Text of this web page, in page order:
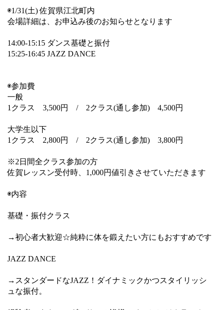
◉1/31(土) 佐賀県江北町内
会場詳細は、お申込み後のお知らせとなります
14:00-15:15 ダンス基礎と振付
15:25-16:45 JAZZ DANCE
◉参加費
一般
1クラス 3,500円 / 2クラス(通し参加) 4,500円
大学生以下
1クラス 2,800円 / 2クラス(通し参加) 3,800円
※2日間全クラス参加の方
佐賀レッスン受付時、1,000円値引きさせていただきます
◉内容
基礎・振付クラス
→初心者大歓迎☆純粋に体を鍛えたい方にもおすすめです
JAZZ DANCE
→スタンダードなJAZZ！ダイナミックかつスタイリッシ
ュな振付。